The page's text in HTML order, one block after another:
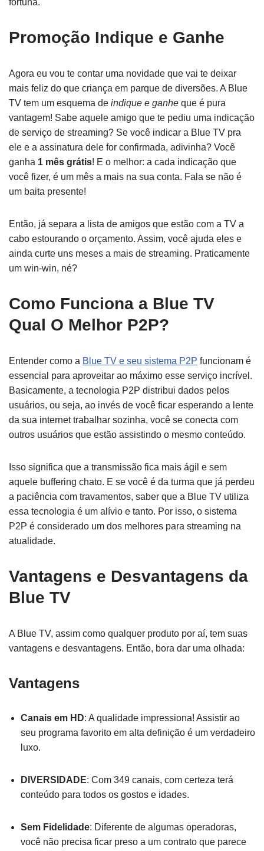
fortuna.
Promoção Indique e Ganhe
Agora eu vou te contar uma novidade que vai te deixar
mais feliz do que criança em parque de diversões. A Blue
TV tem um esquema de indique e ganhe que é pura
vantagem! Sabe aquele amigo que te pediu uma indicação
de serviço de streaming? Se você indicar a Blue TV pra
ele e a assinatura dele for confirmada, adivinha? Você
ganha 1 mês grátis! E o melhor: a cada indicação que
você fizer, é um mês a mais na sua conta. Fala se não é
um baita presente!
Então, já separa a lista de amigos que estão com a TV a
cabo estourando o orçamento. Assim, você ajuda eles e
ainda curte uns meses a mais de streaming. Praticamente
um win-win, né?
Como Funciona a Blue TV
Qual O Melhor P2P?
Entender como a Blue TV e seu sistema P2P funcionam é
essencial para aproveitar ao máximo esse serviço incrível.
Basicamente, a tecnologia P2P distribui dados pelos
usuários, ou seja, ao invés de você ficar esperando a lente
da sua internet trabalhar sozinha, você se conecta com
outros usuários que estão assistindo o mesmo conteúdo.
Isso significa que a transmissão fica mais ágil e sem
aquele buffering chato. E se você é da turma que já perdeu
a paciência com travamentos, saber que a Blue TV utiliza
essa tecnologia é um alívio e tanto. Por isso, o sistema
P2P é considerado um dos melhores para streaming na
atualidade.
Vantagens e Desvantagens da
Blue TV
A Blue TV, assim como qualquer produto por aí, tem suas
vantagens e desvantagens. Então, bora dar uma olhada:
Vantagens
Canais em HD: A qualidade impressiona! Assistir ao
seu programa favorito em alta definição é um verdadeiro
luxo.
DIVERSIDADE: Com 349 canais, com certeza terá
conteúdo para todos os gostos e idades.
Sem Fidelidade: Diferente de algumas operadoras,
você não precisa ficar preso a um contrato que parece